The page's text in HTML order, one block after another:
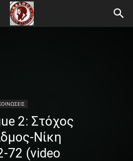
2: Στόχος
Νίκη
72 (video